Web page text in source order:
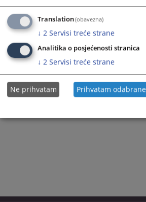
Translation(obavezna)
↓ 2 Servisi treće strane
Analitika o posjećenosti stranica
↓ 2 Servisi treće strane
Ne prihvatam Prihvatam odabrane